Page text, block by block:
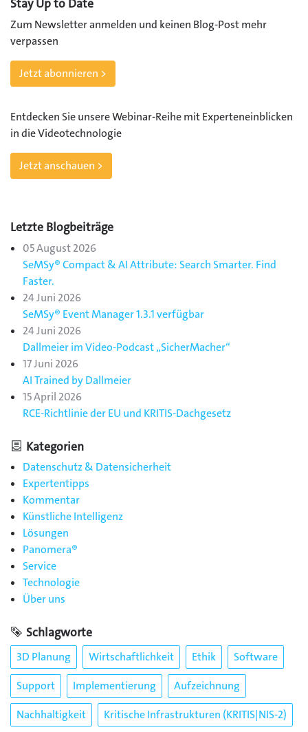
Stay Up to Date
Zum Newsletter anmelden und keinen Blog-Post mehr
verpassen
Jetzt abonnieren >
Entdecken Sie unsere Webinar-Reihe mit Experteneinblicken
in die Videotechnologie
Jetzt anschauen >
Letzte Blogbeiträge
05 August 2026
SeMSy® Compact & AI Attribute: Search Smarter. Find
Faster.
24 Juni 2026
SeMSy® Event Manager 1.3.1 verfügbar
24 Juni 2026
Dallmeier im Video-Podcast „SicherMacher“
17 Juni 2026
AI Trained by Dallmeier
15 April 2026
RCE-Richtlinie der EU und KRITIS-Dachgesetz
Kategorien
Datenschutz & Datensicherheit
Expertentipps
Kommentar
Künstliche Intelligenz
Lösungen
Panomera®
Service
Technologie
Über uns
Schlagworte
3D Planung Wirtschaftlichkeit Ethik
Software
Support
Implementierung
Aufzeichnung
Nachhaltigkeit
Kritische Infrastrukturen (KRITIS|NIS-2)